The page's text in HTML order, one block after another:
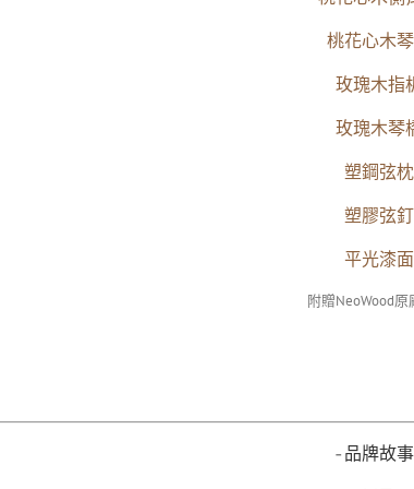
桃花心木
玫瑰木指
玫瑰木琴
塑鋼弦枕
塑膠弦釘
平光漆面
附贈NeoWood原
-品牌故